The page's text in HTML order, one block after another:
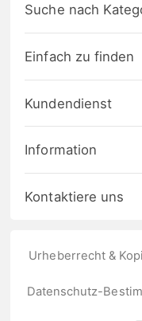
Suche nach
Einfach zu finden
Kundendienst
Information
Kontaktiere uns
Urheberrecht &
Datenschutz-